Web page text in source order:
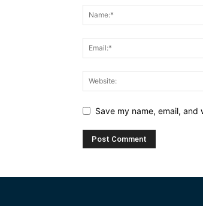
Save my name, email,